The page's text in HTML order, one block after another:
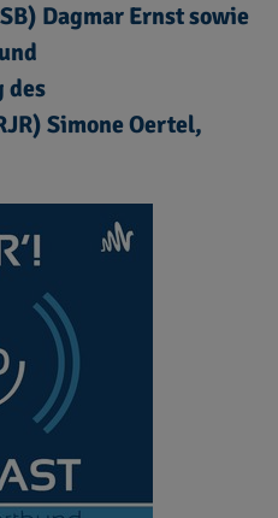
Dagmar Ernst sowie
des
Simone Oertel,